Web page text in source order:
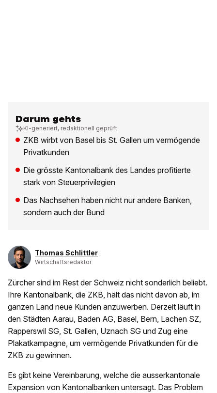
Darum gehts
KI-generiert, redaktionell geprüft
ZKB wirbt von Basel bis St. Gallen um vermögende
Privatkunden
Die grösste Kantonalbank des Landes profitierte
stark von Steuerprivilegien
Das Nachsehen haben nicht nur andere Banken,
sondern auch der Bund
Thomas Schlittler
Wirtschaftsredaktor
Zürcher sind im Rest der Schweiz nicht sonderlich beliebt.
Ihre Kantonalbank, die ZKB, hält das nicht davon ab, im
ganzen Land neue Kunden anzuwerben. Derzeit läuft in
den Städten Aarau, Baden AG, Basel, Bern, Lachen SZ,
Rapperswil SG, St. Gallen, Uznach SG und Zug eine
Plakatkampagne, um vermögende Privatkunden für die
ZKB zu gewinnen.
Es gibt keine Vereinbarung, welche die ausserkantonale
Expansion von Kantonalbanken untersagt. Das Problem